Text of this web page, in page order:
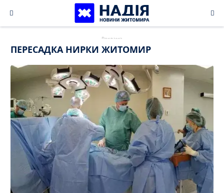
content
ПЕРЕСАДКА НИРКИ ЖИТОМИР